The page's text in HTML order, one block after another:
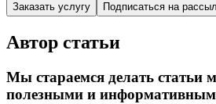
Заказать услугу Подписаться на
Автор статьи
Мы стараемся делать статьи
полезными и